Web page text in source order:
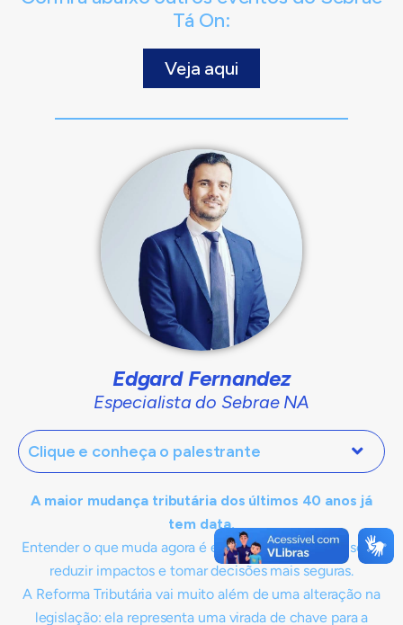
Tá On:
Veja aqui
Edgard Fernandez
Especialista do Sebrae NA
Clique e conheça o palestrante
A maior mudança tributária dos últimos 40 anos já
tem data.
Entender o que muda agora é essencial para evitar riscos,
reduzir impactos e tomar decisões mais seguras.
A Reforma Tributária vai muito além de uma alteração na
legislação: ela representa uma virada de chave para a